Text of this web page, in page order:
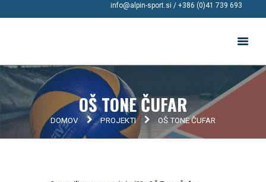
info@alpin-sport.si / +386 (0)41 739 693
OŠ TONE ČUFAR
DOMOV PROJEKTI OŠ TONE ČUFAR